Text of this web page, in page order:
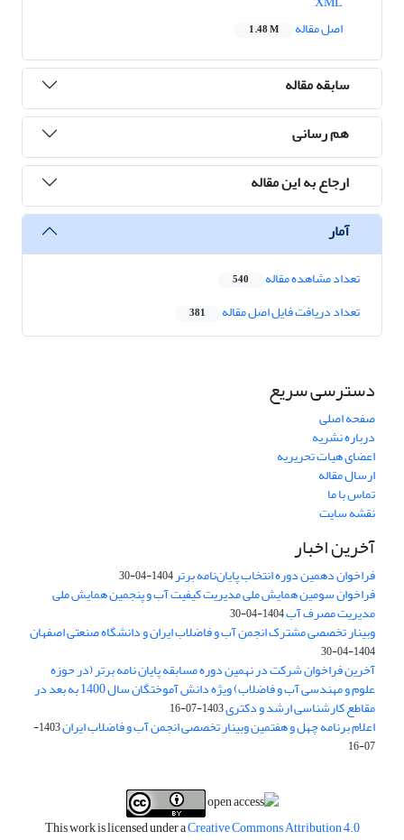
اصل مقاله
1.48 M
سابقه مقاله
هم رسانی
ارجاع به این مقاله
آمار
تعداد مشاهده مقاله 540
تعداد دریافت فایل اصل مقاله 381
دسترسی سریع
صفحه اصلی
درباره نشریه
اعضای هیات تحریریه
ارسال مقاله
تماس با ما
نقشه سایت
آخرین اخبار
فراخوان دهمین دوره انتخاب پایان‌نامه برتر1404-04-30
فراخوان سومین همایش ملی مدیریت کیفیت آب و پنجمین همایش ملی
مدیریت مصرف آب1404-04-30
وبینار تخصصی مشترک انجمن آب و فاضلاب ایران و دانشگاه صنعتی اصفهان
1404-04-30
آخرین فراخوان شرکت در نهمین دوره مسابقه پایان نامه برتر (در حوزه
علوم و مهندسی آب و فاضلاب) ویژه دانش آموختگان سال 1400 به بعد در
مقاطع کارشناسی ارشد و دکتری1403-07-16
اعلام برنامه چهل و هفتمین وبینار تخصصی انجمن آب و فاضلاب ایران
1403-
07-16
This work is licensed under aCreative Commons Attribution 4.0